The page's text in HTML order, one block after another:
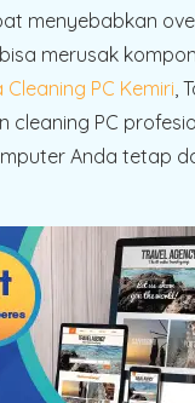
menyebabkan
merusak
Cleaning PC Kemiri,
cleaning PC
Anda tetap